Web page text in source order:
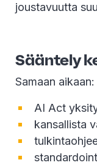
joustavuutta
Sääntely
Samaan aikaan:
AI Act
kansallista